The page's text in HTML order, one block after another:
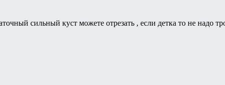
сильный куст можете отрезать , если детка то не надо